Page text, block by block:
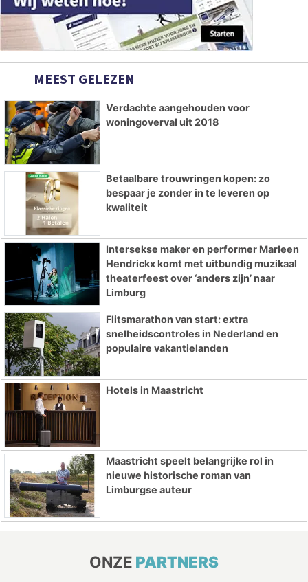
MEEST GELEZEN
Verdachte aangehouden voor
woningoverval uit 2018
Betaalbare trouwringen kopen: zo
bespaar je zonder in te leveren op
kwaliteit
Intersekse maker en performer Marleen
Hendrickx komt met uitbundig muzikaal
theaterfeest over ‘anders zijn’ naar
Limburg
Flitsmarathon van start: extra
snelheidscontroles in Nederland en
populaire vakantielanden
Hotels in Maastricht
Maastricht speelt belangrijke rol in
nieuwe historische roman van
Limburgse auteur
ONZE PARTNERS